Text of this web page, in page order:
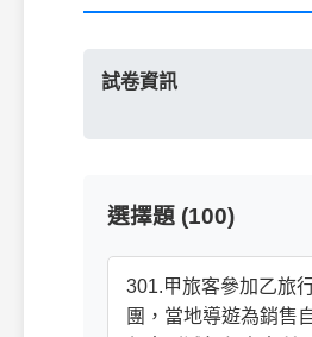
試卷資訊
選擇題 (100)
301.甲旅客參加乙旅
團，當地導遊為銷售